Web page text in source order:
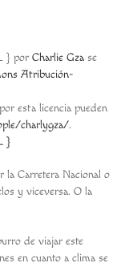
} por Charlie Gza se
Atribución-
esta licencia pueden
charlygza/.
}
la Carretera Nacional o
y viceversa. O la
de viajar este
en cuanto a clima se